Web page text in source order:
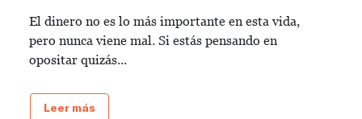
El dinero no es lo más importante en esta vida,
pero nunca viene mal. Si estás pensando en
opositar quizás...
Leer más